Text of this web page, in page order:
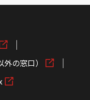
の窓口）